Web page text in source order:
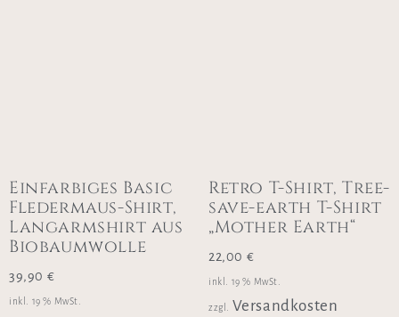
Einfarbiges Basic
Fledermaus-Shirt,
Langarmshirt aus
Biobaumwolle
39,90 €
inkl. 19 % MwSt.
Retro T-Shirt, Tree-
save-earth T-Shirt
„Mother Earth“
22,00 €
inkl. 19 % MwSt.
zzgl. Versandkosten